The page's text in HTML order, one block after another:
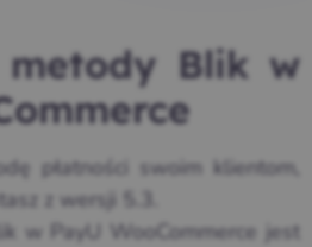
metody Blik w
płatności swoim klientom,
z wersji 5.3.
w PayU WooCommerce jest